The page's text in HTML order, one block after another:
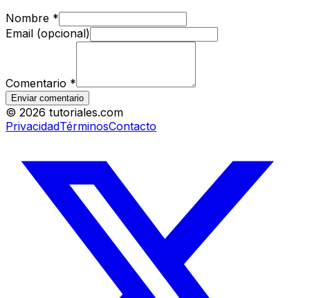
Nombre *
Email (opcional)
Comentario *
Enviar comentario
© 2026 tutoriales.com
PrivacidadTérminosContacto